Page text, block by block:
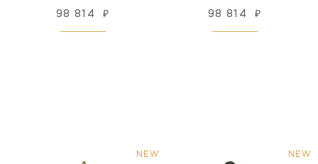
98 814 ₽ 98 814 ₽
NEW NEW